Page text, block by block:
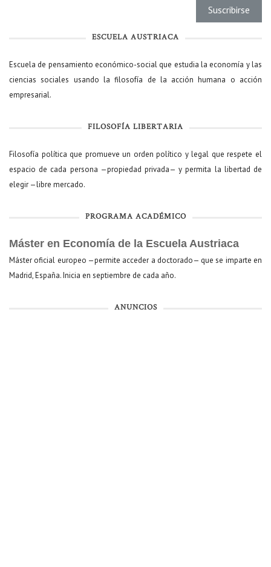
ESCUELA AUSTRIACA
Escuela de pensamiento económico-social que estudia la economía y las
ciencias sociales usando la filosofía de la acción humana o acción
empresarial.
FILOSOFÍA LIBERTARIA
Filosofía política que promueve un orden político y legal que respete el
espacio de cada persona —propiedad privada— y permita la libertad de
elegir —libre mercado.
PROGRAMA ACADÉMICO
Máster en Economía de la Escuela Austriaca
Máster oficial europeo —permite acceder a doctorado— que se imparte en
Madrid, España. Inicia en septiembre de cada año.
ANUNCIOS